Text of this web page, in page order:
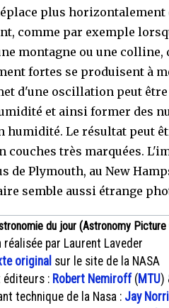
plus horizontalement
comme par exemple
montagne ou une
fortes se produisent à
d'une oscillation peut
et ainsi former des
humidité. Le résultat peut
couches très marquées.
de Plymouth, au New
semble aussi étrange
du jour (Astronomy Picture
par Laurent Laveder
original sur le site de la NASA
: Robert Nemiroff(MTU)
technique de la Nasa : Jay